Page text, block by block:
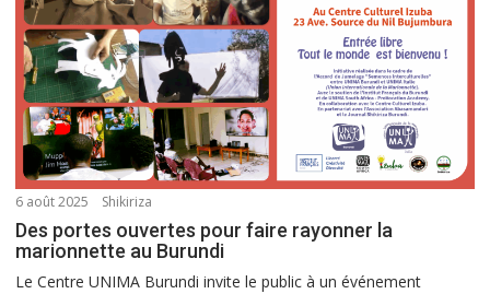
6 août 2025 Shikiriza
Des portes ouvertes pour faire rayonner la
marionnette au Burundi
Le Centre UNIMA Burundi invite le public à un événement